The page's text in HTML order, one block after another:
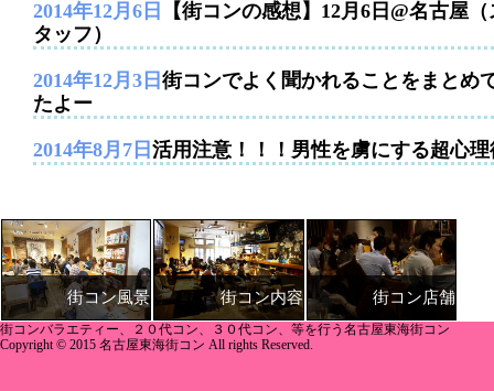
2014年12月6日
【街コンの感想】12月6日@名古屋（
タッフ）
2014年12月3日 街コンでよく聞かれることをまとめ
たよー
2014年8月7日 活用注意！！！男性を虜にする超心理
街コン風景 街コン内容 街コン店舗
街コンバラエティー、２０代コン、３０代コン、等を行う名古屋東海街コン
Copyright © 2015 名古屋東海街コン All rights Reserved.